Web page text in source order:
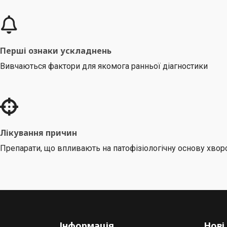
Перші ознаки ускладнень
Вивчаються фактори для якомога ранньої діагностики
Лікування причин
Препарати, що впливають на патофізіологічну основу